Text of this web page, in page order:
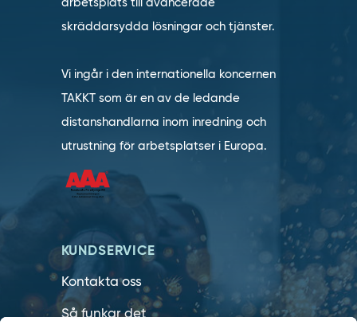
skräddarsydda lösningar och tjänster.
Vi ingår i den internationella koncernen
TAKKT som är en av de ledande
distanshandlarna inom inredning och
utrustning för arbetsplatser i Europa.
KUNDSERVICE
Kontakta oss
Så funkar det